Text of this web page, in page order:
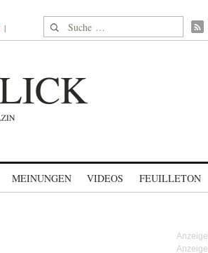
Suche nach:
MEINUNGEN VIDEOS FEUILLETON